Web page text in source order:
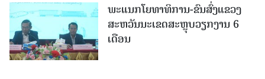
ພະແນກໂຍທາທິການ-ຂົນສົ່ງແຂວງ
ສະຫວັນນະເຂດສະຫຼຸບວຽກງານ 6
ເດືອນ